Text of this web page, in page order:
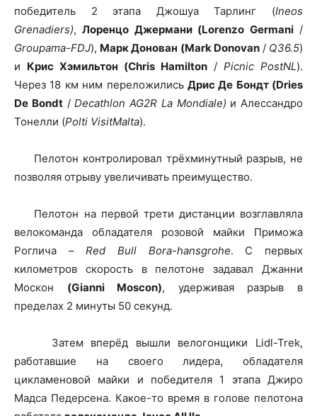
победитель 2 этапа Джошуа Тарлинг (Ineos
Grenadiers),Лоренцо Джермани (Lorenzo Germani/
Groupama-FDJ), Марк Донован (Mark Donovan/ Q36.5)
и Крис Хэмильтон (Chris Hamilton / Picnic PostNL).
Через 18 км ним переложились Дрис Де Бондт (Dries
De Bondt/Decathlon AG2R La Mondiale) и Алессандро
Тонелли (Polti VisitMalta).
Пелотон контролировал трёхминутный разрыв, не
позволяя отрыву увеличивать преимущество.
Пелотон на первой трети дистанции возглавляла
велокоманда обладателя розовой майки Приможа
Роглича –Red Bull Bora-hansgrohe. С первых
километров скорость в пелотоне задавал Джанни
Москон (Gianni Moscon), удерживая разрыв в
пределах 2 минуты 50 секунд.
Затем вперёд вышли велогонщики Lidl-Trek,
работавшие на своего лидера, обладателя
цикламеновой майки и победителя 1 этапа Джиро
Мадса Педерсена. Какое-то время в голове пелотона